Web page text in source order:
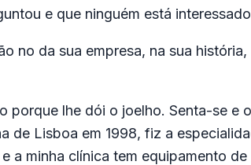
e que ninguém está
no da sua empresa, na sua
lhe dói o joelho. Senta-se e
de Lisboa em 1998, fiz a
a minha clínica tem equipamento